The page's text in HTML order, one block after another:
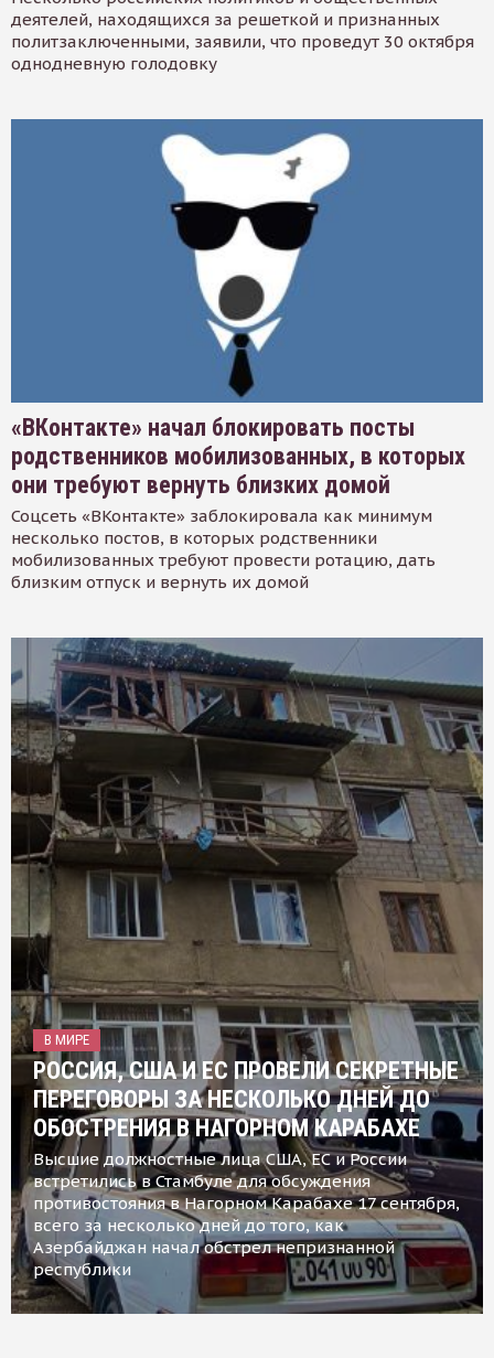
деятелей, находящихся за решеткой и признанных
политзаключенными, заявили, что проведут 30 октября
однодневную голодовку
«ВКонтакте» начал блокировать посты
родственников мобилизованных, в которых
они требуют вернуть близких домой
Соцсеть «ВКонтакте» заблокировала как минимум
несколько постов, в которых родственники
мобилизованных требуют провести ротацию, дать
близким отпуск и вернуть их домой
В МИРЕ
РОССИЯ, США И ЕС ПРОВЕЛИ СЕКРЕТНЫЕ
ПЕРЕГОВОРЫ ЗА НЕСКОЛЬКО ДНЕЙ ДО
ОБОСТРЕНИЯ В НАГОРНОМ КАРАБАХЕ
Высшие должностные лица США, ЕС и России
встретились в Стамбуле для обсуждения
противостояния в Нагорном Карабахе 17 сентября,
всего за несколько дней до того, как
Азербайджан начал обстрел непризнанной
республики